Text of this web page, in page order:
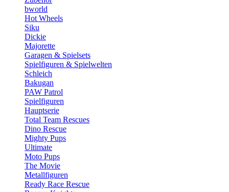
bworld
Hot Wheels
Siku
Dickie
Majorette
Garagen & Spielsets
Spielfiguren & Spielwelten
Schleich
Bakugan
PAW Patrol
Spielfiguren
Hauptserie
Total Team Rescues
Dino Rescue
Mighty Pups
Ultimate
Moto Pups
The Movie
Metallfiguren
Ready Race Rescue